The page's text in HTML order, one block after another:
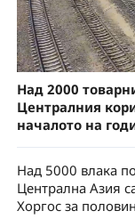
Над 2000
Централния
началото на
Над 5000 влака
Централна Азия
Хоргос за